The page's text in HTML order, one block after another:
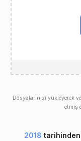
Dosyalarınızı yükleyerek
etmiş
2018 tarihinden